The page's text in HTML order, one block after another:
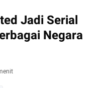
Jadi Serial
Negara